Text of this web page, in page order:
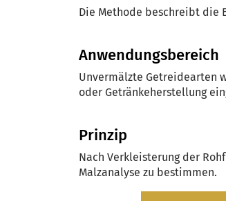
Die Methode beschreibt die
Anwendungsbereich
Unvermälzte Getreidearten
oder Getränkeherstellung
Prinzip
Nach Verkleisterung der
Malzanalyse zu bestimmen.